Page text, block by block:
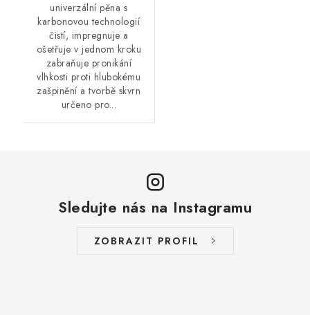
univerzální pěna s
karbonovou technologií
čistí, impregnuje a
ošetřuje v jednom kroku
zabraňuje pronikání
vlhkosti proti hlubokému
zašpinění a tvorbě skvrn
určeno pro...
Sledujte nás na Instagramu
ZOBRAZIT PROFIL